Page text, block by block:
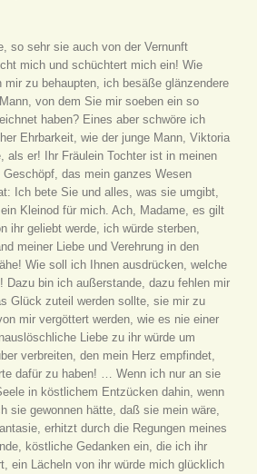
so sehr sie auch von der Vernunft
mich und schüchtert mich ein! Wie
mir zu behaupten, ich besäße glänzendere
von dem Sie mir soeben ein so
haben? Eines aber schwöre ich
Ehrbarkeit, wie der junge Mann, Viktoria
als er! Ihr Fräulein Tochter ist in meinen
das mein ganzes Wesen
Ich bete Sie und alles, was sie umgibt,
Kleinod für mich. Ach, Madame, es gilt
ihr geliebt werde, ich würde sterben,
meiner Liebe und Verehrung in den
Wie soll ich Ihnen ausdrücken, welche
Dazu bin ich außerstande, dazu fehlen mir
Glück zuteil werden sollte, sie mir zu
mir vergöttert werden, wie es nie einer
Liebe zu ihr würde um
verbreiten, den mein Herz empfindet,
dafür zu haben! … Wenn ich nur an sie
in köstlichem Entzücken dahin, wenn
sie gewonnen hätte, daß sie mein wäre,
erhitzt durch die Regungen meines
köstliche Gedanken ein, die ich ihr
ein Lächeln von ihr würde mich glücklich